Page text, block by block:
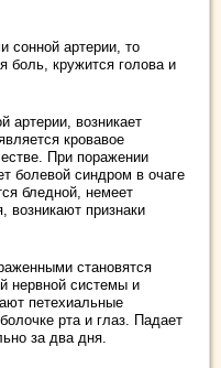
сонной артерии, то
боль, кружится голова и
артерии, возникает
кровавое
При поражении
болевой синдром в очаге
бледной, немеет
возникают признаки
становятся
нервной системы и
петехиальные
рта и глаз. Падает
за два дня.